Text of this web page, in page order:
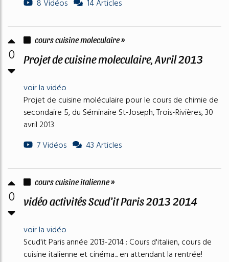
8 Vidéos
14 Articles
0
cours cuisine moleculaire »
Projet de cuisine moleculaire, Avril 2013
voir la vidéo
Projet de cuisine moléculaire pour le cours de chimie de
secondaire 5, du Séminaire St-Joseph, Trois-Rivières, 30
avril 2013
7 Vidéos
43 Articles
0
cours cuisine italienne »
vidéo activités Scud'it Paris 2013 2014
voir la vidéo
Scud'it Paris année 2013-2014 : Cours d'italien, cours de
cuisine italienne et cinéma... en attendant la rentrée!